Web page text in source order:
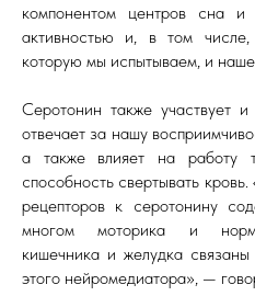
компонентом центров сна
активностью и, в том
которую мы испытываем, и
Серотонин также участвует
отвечает за нашу
а также влияет на работу
способность свертывать
рецепторов к серотонину
многом моторика и
кишечника и желудка
этого нейромедиатора», —